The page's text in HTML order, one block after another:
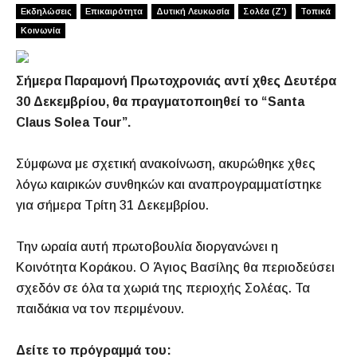
Εκδηλώσεις Επικαιρότητα Δυτική Λευκωσία Σολέα (Ζ’)
Τοπικά
Κοινωνία
Σήμερα Παραμονή Πρωτοχρονιάς αντί χθες Δευτέρα
30 Δεκεμβρίου, θα πραγματοποιηθεί το “Santa
Claus Solea Tour”.
Σύμφωνα με σχετική ανακοίνωση, ακυρώθηκε χθες
λόγω καιρικών συνθηκών και αναπρογραμματίστηκε
για σήμερα Τρίτη 31 Δεκεμβρίου.
Την ωραία αυτή πρωτοβουλία διοργανώνει η
Κοινότητα Κοράκου. Ο Άγιος Βασίλης θα περιοδεύσει
σχεδόν σε όλα τα χωριά της περιοχής Σολέας. Τα
παιδάκια να τον περιμένουν.
Δείτε το πρόγραμμά του: